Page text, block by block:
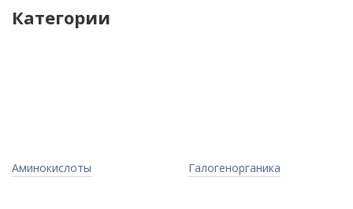
Категории
Аминокислоты Галогенорганика